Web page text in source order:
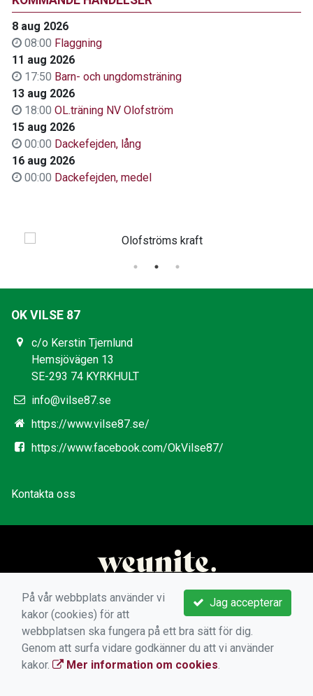
8 aug 2026
08:00 Flaggning
11 aug 2026
17:50 Barn- och ungdomsträning
13 aug 2026
18:00 OL.träning NV Olofström
15 aug 2026
00:00 Dackefejden, lång
16 aug 2026
00:00 Dackefejden, medel
OK VILSE 87
c/o Kerstin Tjernlund
Hemsjövägen 13
SE-293 74 KYRKHULT
info@vilse87.se
https://www.vilse87.se/
https://www.facebook.com/OkVilse87/
Kontakta oss
Jag accepterar
På vår webbplats använder vi
kakor (cookies) för att
webbplatsen ska fungera på ett bra sätt för dig.
Genom att surfa vidare godkänner du att vi använder
kakor.
Mer information om cookies.